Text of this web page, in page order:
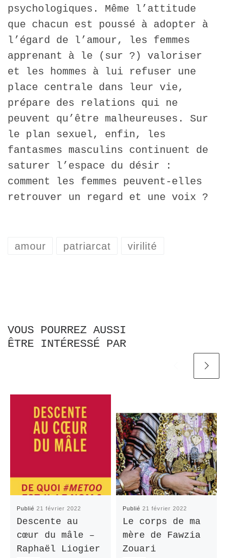
psychologiques. Même l’attitude
que chacun est poussé à adopter à
l’égard de l’amour, les femmes
apprenant à le (sur ?) valoriser
et les hommes à lui refuser une
place centrale dans leur vie,
prépare des relations qui ne
peuvent qu’être malheureuses. Sur
le plan sexuel, enfin, les
fantasmes masculins continuent de
saturer l’espace du désir :
comment les femmes peuvent-elles
retrouver un regard et une voix ?
amour patriarcat virilité
VOUS POURREZ AUSSI
ÊTRE INTÉRESSÉ PAR
Publié21 février 2022
Descente au
cœur du mâle –
Raphaël Liogier
Publié21 février 2022
Le corps de ma
mère de Fawzia
Zouari